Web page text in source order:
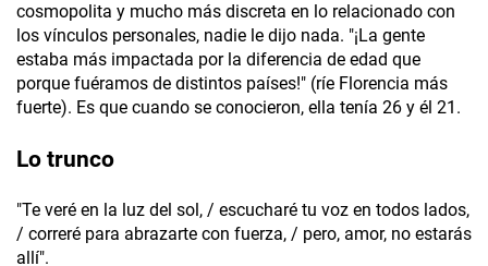
cosmopolita y mucho más discreta en lo relacionado con
los vínculos personales, nadie le dijo nada. "¡La gente
estaba más impactada por la diferencia de edad que
porque fuéramos de distintos países!" (ríe Florencia más
fuerte). Es que cuando se conocieron, ella tenía 26 y él 21.
Lo trunco
"Te veré en la luz del sol, / escucharé tu voz en todos lados,
/ correré para abrazarte con fuerza, / pero, amor, no estarás
allí".